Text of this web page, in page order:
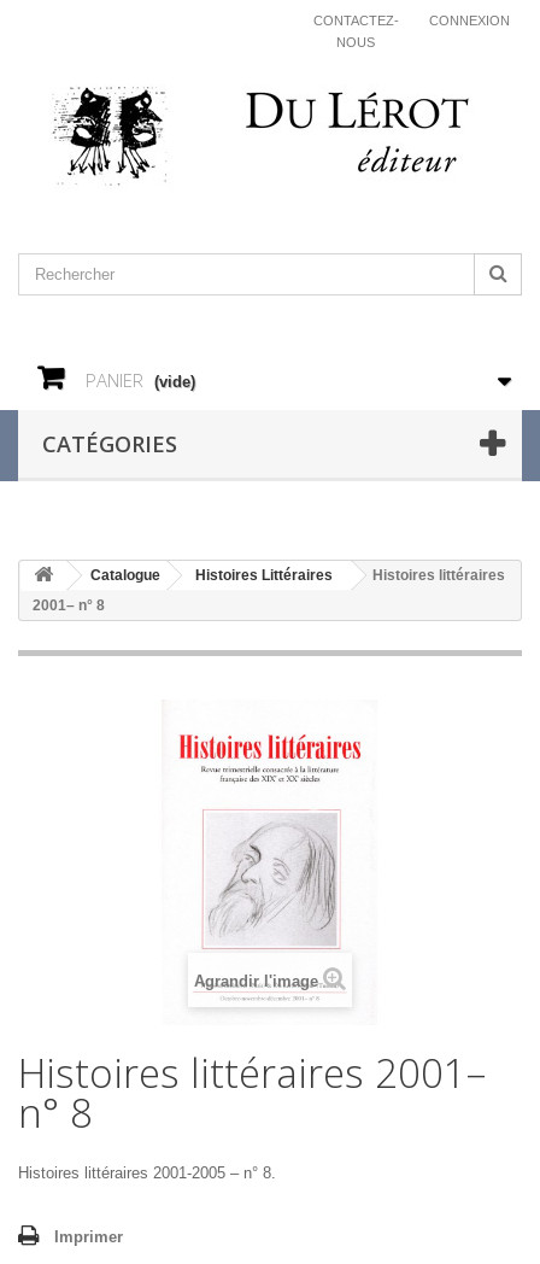
CONNEXION
CONTACTEZ-
NOUS
PANIER (vide)
CATÉGORIES
Catalogue Histoires Littéraires
Histoires littéraires
2001– n° 8
Agrandir l'image
Histoires littéraires 2001–
n° 8
Histoires littéraires 2001-2005 – n° 8.
Imprimer